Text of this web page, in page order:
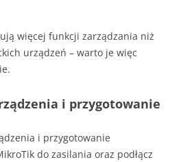
więcej funkcji zarządzania niż
urządzeń – warto je więc
i przygotowanie
i przygotowanie
do zasilania oraz podłącz